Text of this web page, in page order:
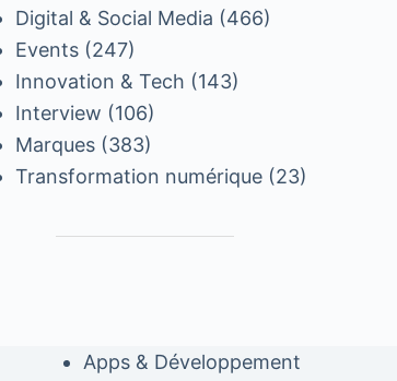
Digital & Social Media (466)
Events (247)
Innovation & Tech (143)
Interview (106)
Marques (383)
Transformation numérique (23)
Apps & Développement